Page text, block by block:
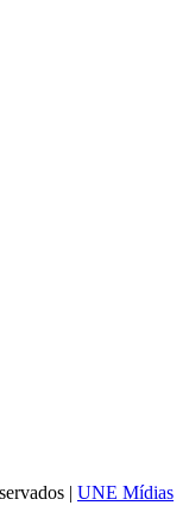
| UNE Mídias